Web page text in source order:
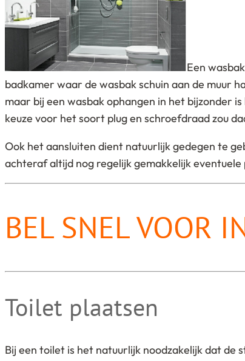
Een
badkamer waar de wasbak schuin aan de muur
maar bij een wasbak ophangen in het bijzonder
keuze voor het soort plug en schroefdraad zou
Ook het aansluiten dient natuurlijk gedegen te
achteraf altijd nog regelijk gemakkelijk
BEL SNEL VOOR
Toilet plaatsen
Bij een toilet is het natuurlijk noodzakelijk dat